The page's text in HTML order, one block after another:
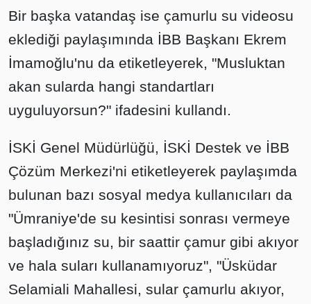
Bir başka vatandaş ise çamurlu su videosu
eklediği paylaşımında İBB Başkanı Ekrem
İmamoğlu'nu da etiketleyerek, "Musluktan
akan sularda hangi standartları
uyguluyorsun?" ifadesini kullandı.
İSKİ Genel Müdürlüğü, İSKİ Destek ve İBB
Çözüm Merkezi'ni etiketleyerek paylaşımda
bulunan bazı sosyal medya kullanıcıları da
"Ümraniye'de su kesintisi sonrası vermeye
başladığınız su, bir saattir çamur gibi akıyor
ve hala suları kullanamıyoruz", "Üsküdar
Selamiali Mahallesi, sular çamurlu akıyor,